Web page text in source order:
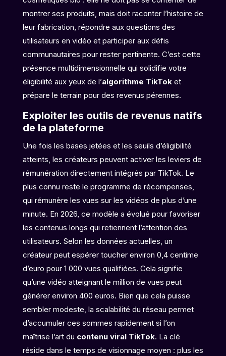
montrer ses produits, mais doit raconter l’histoire de
leur fabrication, répondre aux questions des
utilisateurs en vidéo et participer aux défis
communautaires pour rester pertinente. C’est cette
présence multidimensionnelle qui solidifie votre
éligibilité aux yeux de l’algorithme TikToket
prépare le terrain pour des revenus pérennes.
Exploiter les outils de revenus natifs
de la plateforme
Une fois les bases jetées et les seuils d’éligibilité
atteints, les créateurs peuvent activer les leviers de
rémunération directement intégrés par TikTok. Le
plus connu reste le programme de récompenses,
qui rémunère les vues sur les vidéos de plus d’une
minute. En 2026, ce modèle a évolué pour favoriser
les contenus longs qui retiennent l’attention des
utilisateurs. Selon les données actuelles, un
créateur peut espérer toucher environ 0,4 centime
d’euro pour 1 000 vues qualifiées. Cela signifie
qu’une vidéo atteignant le million de vues peut
générer environ 400 euros. Bien que cela puisse
sembler modeste, la scalabilité du réseau permet
d’accumuler ces sommes rapidement si l’on
maîtrise l’art du contenu viral TikTok. La clé
réside dans le temps de visionnage moyen : plus les